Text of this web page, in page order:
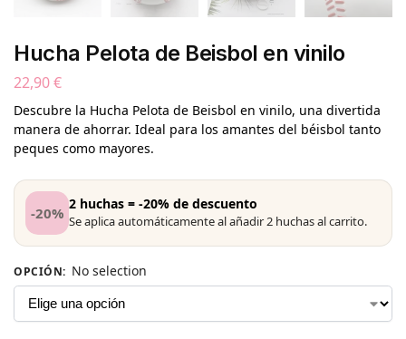
Hucha Pelota de Beisbol en vinilo
22,90€
Descubre la Hucha Pelota de Beisbol en vinilo, una divertida
manera de ahorrar. Ideal para los amantes del béisbol tanto
peques como mayores.
-20% 2 huchas = -20% de descuento
Se aplica automáticamente al añadir 2 huchas al carrito.
OPCIÓN: No selection